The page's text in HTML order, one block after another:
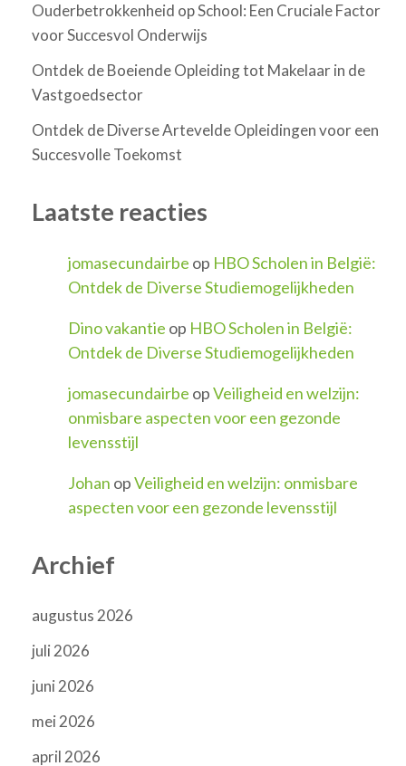
Ouderbetrokkenheid op School: Een Cruciale Factor
voor Succesvol Onderwijs
Ontdek de Boeiende Opleiding tot Makelaar in de
Vastgoedsector
Ontdek de Diverse Artevelde Opleidingen voor een
Succesvolle Toekomst
Laatste reacties
jomasecundairbe op HBO Scholen in België:
Ontdek de Diverse Studiemogelijkheden
Dino vakantie op HBO Scholen in België:
Ontdek de Diverse Studiemogelijkheden
jomasecundairbe opVeiligheid en welzijn:
onmisbare aspecten voor een gezonde
levensstijl
Johan opVeiligheid en welzijn: onmisbare
aspecten voor een gezonde levensstijl
Archief
augustus 2026
juli 2026
juni 2026
mei 2026
april 2026